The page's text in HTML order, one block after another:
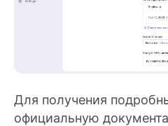
Для получения
официальную